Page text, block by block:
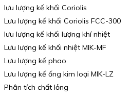
lưu lượng kế khối Coriolis
Lưu lượng kế khối Coriolis FCC-300
lưu lượng kế khối lượng khí nhiệt
Lưu lượng kế khối nhiệt MIK-MF
Lưu lượng kế phao
Lưu lượng kế ống kim loại MIK-LZ
Phân tích chất lỏng